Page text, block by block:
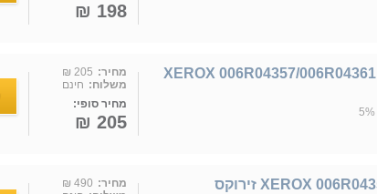
198 ₪
טונר לייזר כחול תואם XEROX 006R04357/006R04361
מחיר: 205 ₪
משלוח: חינם
מחיר סופי:
205 ₪
מחיר: 490 ₪